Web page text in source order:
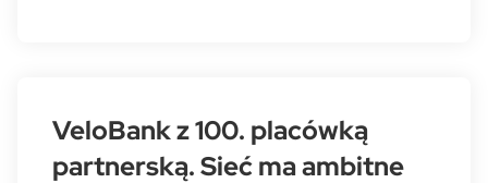
VeloBank z 100. placówką
partnerską. Sieć ma ambitne